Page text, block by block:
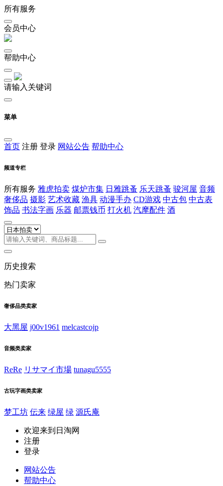
所有服务
会员中心
帮助中心
请输入关键词
菜单
首页 注册 登录 网站公告 帮助中心
频道专栏
所有服务 雅虎拍卖 煤炉市集 日雅跳蚤 乐天跳蚤 骏河屋 音频
奢侈品 摄影 艺术收藏 渔具 动漫手办 CD游戏 中古包 中古表
饰品 书法字画 乐器 邮票钱币 打火机 汽摩配件 酒
历史搜索
热门卖家
奢侈品类卖家
大黑屋 j00v1961 melcastcojp
音频类卖家
ReRe リサマイ市場 tunagu5555
古玩字画类卖家
梦工坊 伝来 绿屋 绿 源氏庵
欢迎来到日淘网
注册
登录
网站公告
帮助中心